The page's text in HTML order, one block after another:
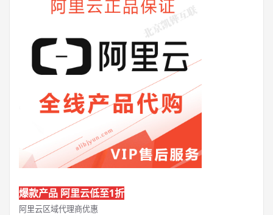
爆款产品 阿里云低至1折
阿里云区域代理商优惠